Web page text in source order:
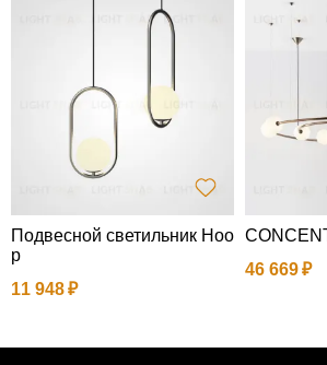
Подвесной светильник Hoo
p
11 948
46 669